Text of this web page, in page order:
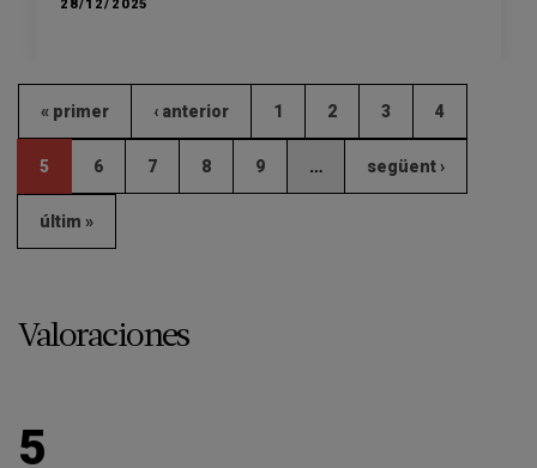
28/12/2025
« primer ‹ anterior 1 2 3 4
5 6 7 8 9 … següent ›
últim »
Valoraciones
5